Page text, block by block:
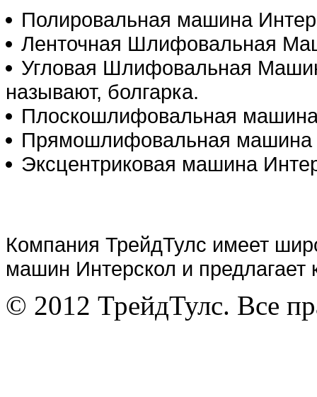
Полировальная машина
Ленточная Шлифовальная
Угловая Шлифовальная
называют, болгарка.
Плоскошлифовальная
Прямошлифовальная машина
Эксцентриковая машина
Компания ТрейдТулс имеет
машин Интерскол и
© 2012 ТрейдТулс. Все